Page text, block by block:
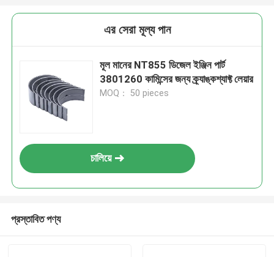
এর সেরা মূল্য পান
মূল মানের NT855 ডিজেল ইঞ্জিন পার্ট
3801260 কামিন্সের জন্য ক্র্যাঙ্কশ্যাফ্ট লেয়ার
MOQ： 50 pieces
চালিয়ে
প্রস্তাবিত পণ্য